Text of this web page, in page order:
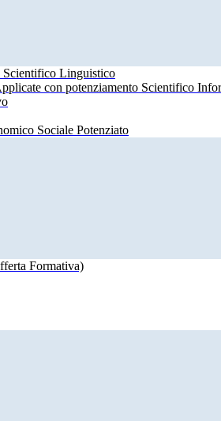
Scientifico Linguistico
con potenziamento Scientifico
Sociale Potenziato
Formativa)